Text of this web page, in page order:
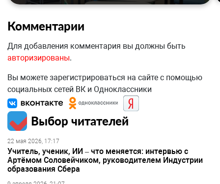
Комментарии
Для добавления комментария вы должны быть
авторизированы.
Вы можете зарегистрироваться на сайте с помощью
социальных сетей ВК и Одноклассники
Выбор читателей
22 мая 2026, 17:17
Учитель, ученик, ИИ – что меняется: интервью с
Артёмом Соловейчиком, руководителем Индустрии
образования Сбера